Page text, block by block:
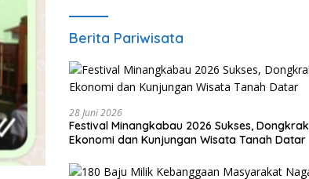
Berita Pariwisata
28 Juni 2026
Festival Minangkabau 2026 Sukses, Dongkrak
Ekonomi dan Kunjungan Wisata Tanah Datar